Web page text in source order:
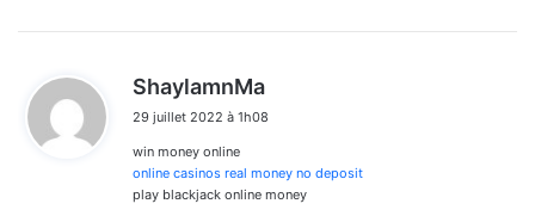
ShaylamnMa
t
:
29 juillet 2022 à 1h08
win money online
online casinos real money no deposit
play blackjack online money